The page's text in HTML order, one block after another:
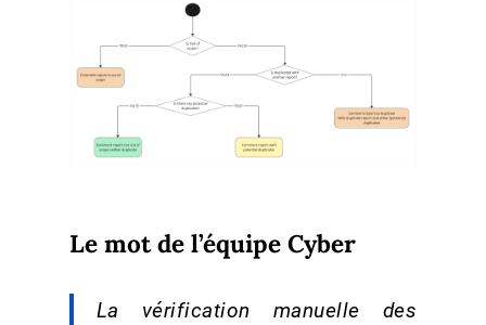
Le mot de l’équipe Cyber
La vérification manuelle des